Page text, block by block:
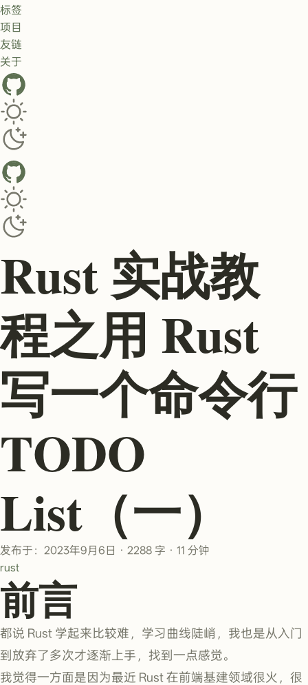
标签
项目
友链
关于
GitHub
Toggle dark/light theme
Toggle dark/light theme
Rust 实战教
程之用 Rust
写一个命令行
TODO
List（一）
发布于：2023年9月6日 · 2288 字 · 11 分钟
rust
前言
都说 Rust 学起来比较难，学习曲线陡峭，我也是从入门
到放弃了多次才逐渐上手，找到一点感觉。
我觉得一方面是因为最近 Rust 在前端基建领域很火，很